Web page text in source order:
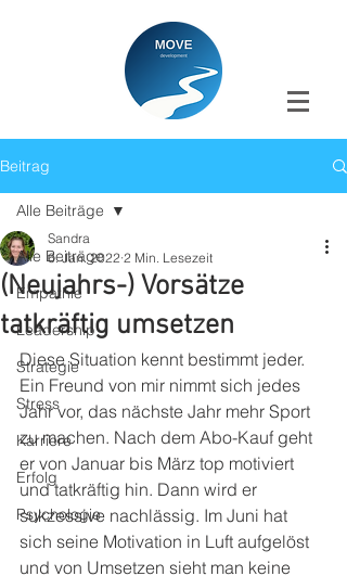
Beitrag
Alle Beiträge
Empathie
Leadership
Strategie
Stress
Karriere
Erfolg
Psychologie
Alle Beiträge
(Neujahrs-) Vorsätze
tatkräftig umsetzen
Sandra
6. Jan. 2022 2 Min. Lesezeit
Diese Situation kennt bestimmt jeder.
Ein Freund von mir nimmt sich jedes
Jahr vor, das nächste Jahr mehr Sport
zu machen. Nach dem Abo-Kauf geht
er von Januar bis März top motiviert
und tatkräftig hin. Dann wird er
sukzessive nachlässig. Im Juni hat
sich seine Motivation in Luft aufgelöst
und von Umsetzen sieht man keine